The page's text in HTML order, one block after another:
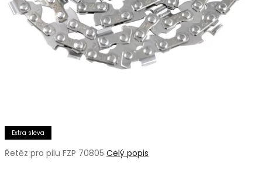
Extra sleva
Řetěz pro pilu FZP 70805 Celý popis